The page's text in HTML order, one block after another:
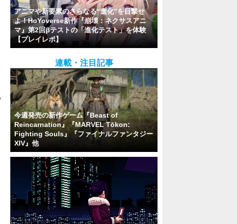
アニマや新要素のさらなる“進化”を目撃せ
よ！HoYoverse新作『崩壊：ネクサスアニ
マ』第2回βテストの「進化テスト」を体験
【プレイレポ】
連載・注目記事
今週発売の新作ゲーム『Beast of
Reincarnation』『MARVEL Tōkon:
Fighting Souls』『ファイナルファンタジー
XIV』他